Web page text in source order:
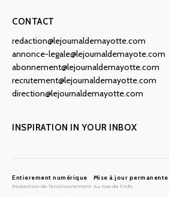
CONTACT
redaction@lejournaldemayotte.com
annonce-legale@lejournaldemayote.com
abonnement@lejournaldemayotte.com
recrutement@lejournaldemayotte.com
direction@lejournaldemayotte.com
INSPIRATION IN YOUR INBOX
Entierement numérique
Protection de l'environnement
Mise à jour permanente
Au top de l'info